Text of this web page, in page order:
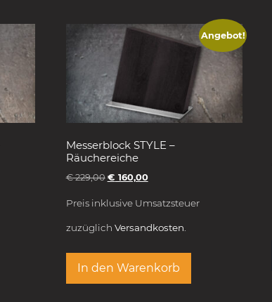
Angebot!
Messerblock STYLE –
Räuchereiche
€229,00 € 160,00
Preis inklusive Umsatzsteuer
zuzüglich Versandkosten.
In den Warenkorb